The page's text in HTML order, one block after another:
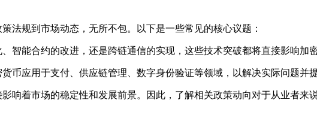
法规到市场动态，无所不包。以下是一些常见的核心议题：
智能合约的改进，还是跨链通信的实现，这些技术突破都将直接影响加
币应用于支付、供应链管理、数字身份验证等领域，以解决实际问题并提
响着市场的稳定性和发展前景。因此，了解相关政策动向对于从业者来说